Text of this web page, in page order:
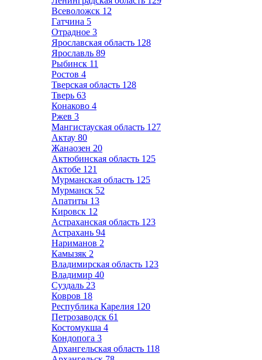
Всеволожск 12
Гатчина 5
Отрадное 3
Ярославская область 128
Ярославль 89
Рыбинск 11
Ростов 4
Тверская область 128
Тверь 63
Конаково 4
Ржев 3
Мангистауская область 127
Актау 80
Жанаозен 20
Актюбинская область 125
Актобе 121
Мурманская область 125
Мурманск 52
Апатиты 13
Кировск 12
Астраханская область 123
Астрахань 94
Нариманов 2
Камызяк 2
Владимирская область 123
Владимир 40
Суздаль 23
Ковров 18
Республика Карелия 120
Петрозаводск 61
Костомукша 4
Кондопога 3
Архангельская область 118